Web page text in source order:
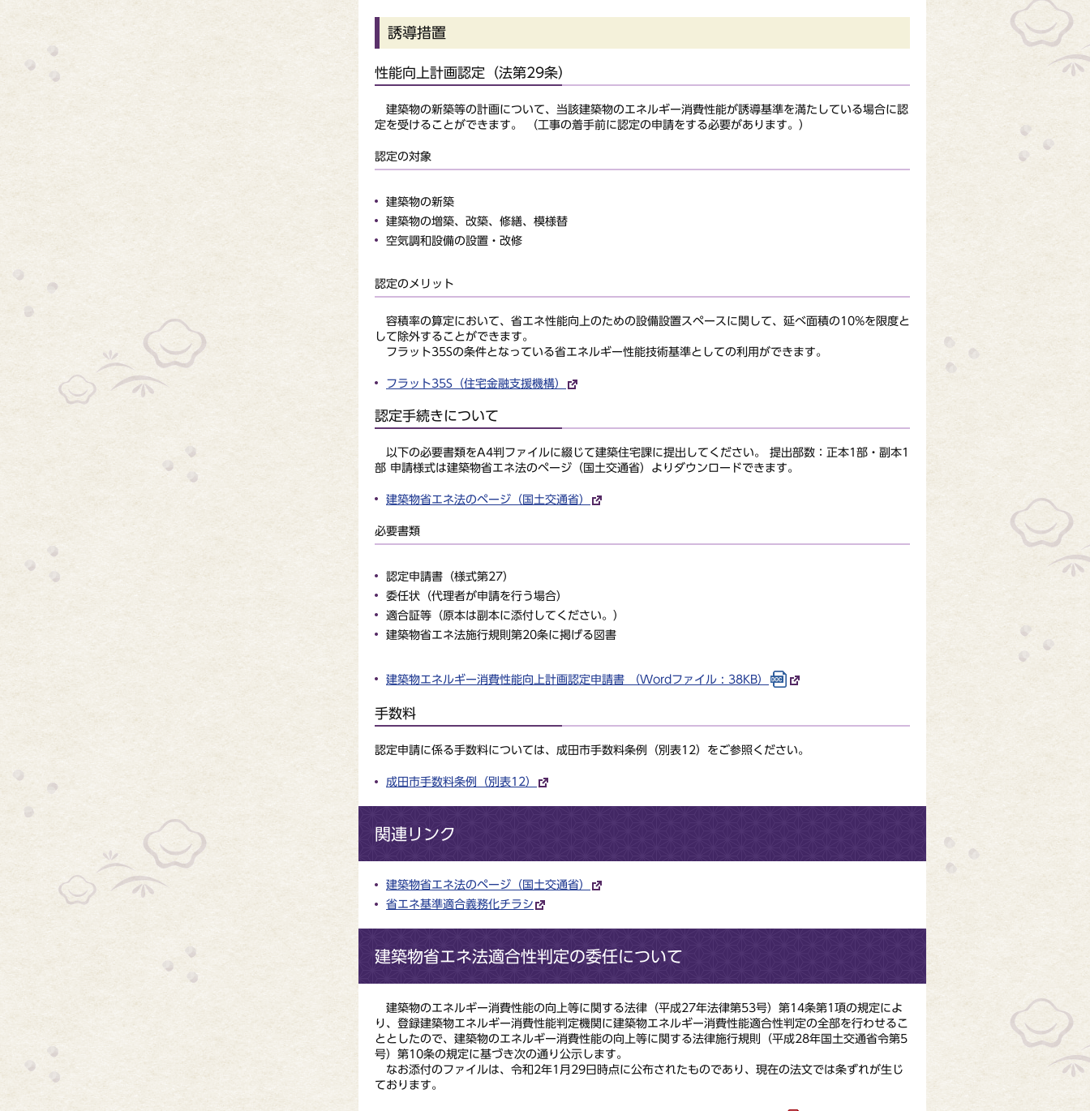
誘導措置
性能向上計画認定（法第29条）
建築物の新築等の計画について、当該建築物のエネルギー消費性能が誘導基準を満たしている場合に認
定を受けることができます。 （工事の着手前に認定の申請をする必要があります。）
認定の対象
建築物の新築
建築物の増築、改築、修繕、模様替
空気調和設備の設置・改修
認定のメリット
容積率の算定において、省エネ性能向上のための設備設置スペースに関して、延べ面積の10%を限度と
して除外することができます。
フラット35Sの条件となっている省エネルギー性能技術基準としての利用ができます。
フラット35S（住宅金融支援機構）
認定手続きについて
以下の必要書類をA4判ファイルに綴じて建築住宅課に提出してください。 提出部数：正本1部・副本1
部 申請様式は建築物省エネ法のページ（国土交通省）よりダウンロードできます。
建築物省エネ法のページ（国土交通省）
必要書類
認定申請書（様式第27）
委任状（代理者が申請を行う場合）
適合証等（原本は副本に添付してください。）
建築物省エネ法施行規則第20条に掲げる図書
建築物エネルギー消費性能向上計画認定申請書 （Wordファイル : 38KB）
手数料
認定申請に係る手数料については、成田市手数料条例（別表12）をご参照ください。
成田市手数料条例（別表12）
関連リンク
建築物省エネ法のページ（国土交通省）
省エネ基準適合義務化チラシ
建築物省エネ法適合性判定の委任について
建築物のエネルギー消費性能の向上等に関する法律（平成27年法律第53号）第14条第1項の規定によ
り、登録建築物エネルギー消費性能判定機関に建築物エネルギー消費性能適合性判定の全部を行わせるこ
ととしたので、建築物のエネルギー消費性能の向上等に関する法律施行規則（平成28年国土交通省令第5
号）第10条の規定に基づき次の通り公示します。
なお添付のファイルは、令和2年1月29日時点に公布されたものであり、現在の法文では条ずれが生じ
ております。